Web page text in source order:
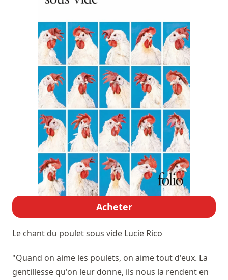
Acheter
Le chant du poulet sous vide Lucie Rico
"Quand on aime les poulets, on aime tout d'eux. La
gentillesse qu'on leur donne, ils nous la rendent en
Prix littéraires